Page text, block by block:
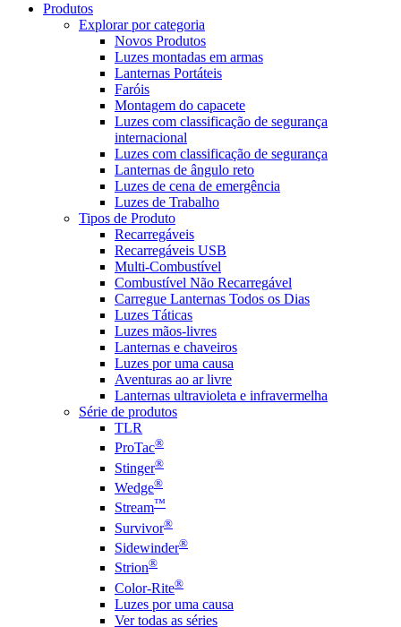
Produtos
Explorar por categoria
Novos Produtos
Luzes montadas em armas
Lanternas Portáteis
Faróis
Montagem do capacete
Luzes com classificação de segurança
internacional
Luzes com classificação de segurança
Lanternas de ângulo reto
Luzes de cena de emergência
Luzes de Trabalho
Tipos de Produto
Recarregáveis
Recarregáveis USB
Multi-Combustível
Combustível Não Recarregável
Carregue Lanternas Todos os Dias
Luzes Táticas
Luzes mãos-livres
Lanternas e chaveiros
Luzes por uma causa
Aventuras ao ar livre
Lanternas ultravioleta e infravermelha
Série de produtos
TLR
ProTac®
Stinger®
Wedge®
Stream™
Survivor®
Sidewinder®
Strion®
Color-Rite®
Luzes por uma causa
Ver todas as séries